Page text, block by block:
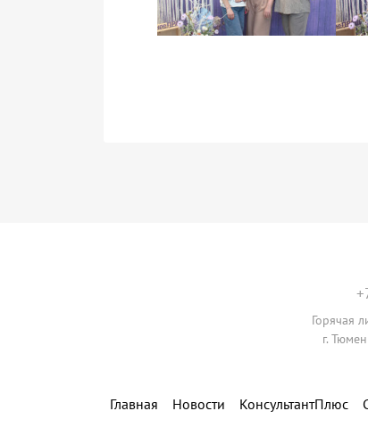
Горячая
г.
Главная Новости КонсультантПлюс